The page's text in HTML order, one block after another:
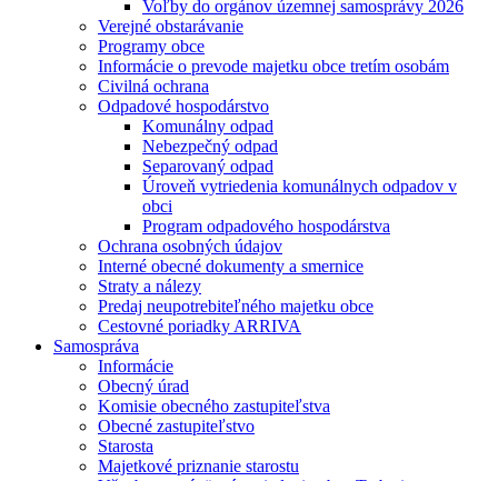
Voľby do orgánov územnej samosprávy 2026
Verejné obstarávanie
Programy obce
Informácie o prevode majetku obce tretím osobám
Civilná ochrana
Odpadové hospodárstvo
Komunálny odpad
Nebezpečný odpad
Separovaný odpad
Úroveň vytriedenia komunálnych odpadov v
obci
Program odpadového hospodárstva
Ochrana osobných údajov
Interné obecné dokumenty a smernice
Straty a nálezy
Predaj neupotrebiteľného majetku obce
Cestovné poriadky ARRIVA
Samospráva
Informácie
Obecný úrad
Komisie obecného zastupiteľstva
Obecné zastupiteľstvo
Starosta
Majetkové priznanie starostu